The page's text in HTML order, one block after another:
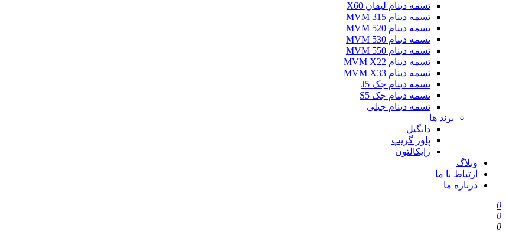
تسمه دینام لیفان X60
تسمه دینام MVM 315
تسمه دینام MVM 520
تسمه دینام MVM 530
تسمه دینام MVM 550
تسمه دینام MVM X22
تسمه دینام MVM X33
تسمه دینام جک J5
تسمه دینام جک S5
تسمه دینام جیلی
برند ها
دانگیل
پاور گریپ
رایکالتون
وبلاگ
ارتباط با ما
درباره ما
0
0
0